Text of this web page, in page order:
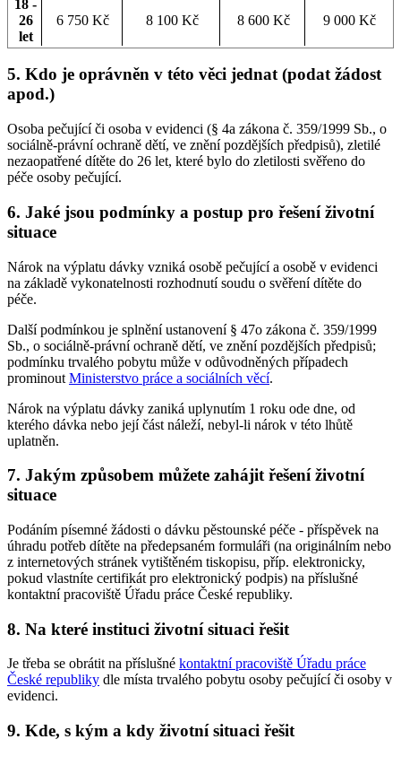
18 -
26
let
6 750 Kč 8 100 Kč 8 600 Kč 9 000 Kč
5. Kdo je oprávněn v této věci jednat (podat žádost
apod.)
Osoba pečující či osoba v evidenci (§ 4a zákona č. 359/1999 Sb., o
sociálně-právní ochraně dětí, ve znění pozdějších předpisů), zletilé
nezaopatřené dítěte do 26 let, které bylo do zletilosti svěřeno do
péče osoby pečující.
6. Jaké jsou podmínky a postup pro řešení životní
situace
Nárok na výplatu dávky vzniká osobě pečující a osobě v evidenci
na základě vykonatelnosti rozhodnutí soudu o svěření dítěte do
péče.
Další podmínkou je splnění ustanovení § 47o zákona č. 359/1999
Sb., o sociálně-právní ochraně dětí, ve znění pozdějších předpisů;
podmínku trvalého pobytu může v odůvodněných případech
prominout Ministerstvo práce a sociálních věcí.
Nárok na výplatu dávky zaniká uplynutím 1 roku ode dne, od
kterého dávka nebo její část náleží, nebyl-li nárok v této lhůtě
uplatněn.
7. Jakým způsobem můžete zahájit řešení životní
situace
Podáním písemné žádosti o dávku pěstounské péče - příspěvek na
úhradu potřeb dítěte na předepsaném formuláři (na originálním nebo
z internetových stránek vytištěném tiskopisu, příp. elektronicky,
pokud vlastníte certifikát pro elektronický podpis) na příslušné
kontaktní pracoviště Úřadu práce České republiky.
8. Na které instituci životní situaci řešit
Je třeba se obrátit na příslušné kontaktní pracoviště Úřadu práce
České republiky dle místa trvalého pobytu osoby pečující či osoby v
evidenci.
9. Kde, s kým a kdy životní situaci řešit